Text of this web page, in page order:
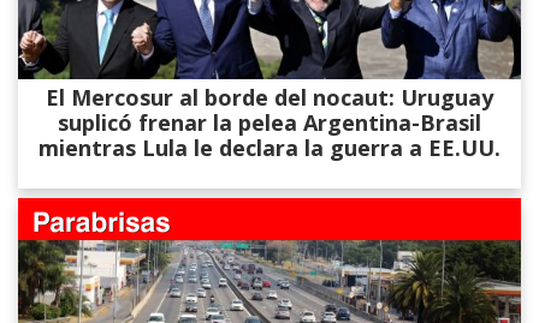
El Mercosur al borde del nocaut: Uruguay
suplicó frenar la pelea Argentina-Brasil
mientras Lula le declara la guerra a EE.UU.